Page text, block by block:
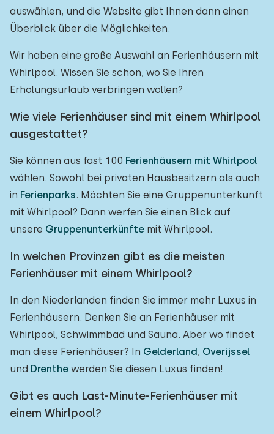
auswählen, und die Website gibt Ihnen dann einen
Überblick über die Möglichkeiten.
Wir haben eine große Auswahl an Ferienhäusern mit
Whirlpool. Wissen Sie schon, wo Sie Ihren
Erholungsurlaub verbringen wollen?
Wie viele Ferienhäuser sind mit einem Whirlpool
ausgestattet?
Sie können aus fast 100 Ferienhäusern mit Whirlpool
wählen. Sowohl bei privaten Hausbesitzern als auch
in Ferienparks. Möchten Sie eine Gruppenunterkunft
mit Whirlpool? Dann werfen Sie einen Blick auf
unsere Gruppenunterkünfte mit Whirlpool.
In welchen Provinzen gibt es die meisten
Ferienhäuser mit einem Whirlpool?
In den Niederlanden finden Sie immer mehr Luxus in
Ferienhäusern. Denken Sie an Ferienhäuser mit
Whirlpool, Schwimmbad und Sauna. Aber wo findet
man diese Ferienhäuser? In Gelderland, Overijssel
und Drenthe werden Sie diesen Luxus finden!
Gibt es auch Last-Minute-Ferienhäuser mit
einem Whirlpool?